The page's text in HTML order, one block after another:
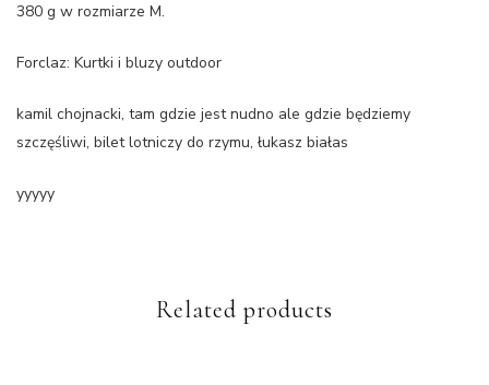
380 g w rozmiarze M.
Forclaz: Kurtki i bluzy outdoor
kamil chojnacki, tam gdzie jest nudno ale gdzie będziemy
szczęśliwi, bilet lotniczy do rzymu, łukasz białas
yyyyy
Related products